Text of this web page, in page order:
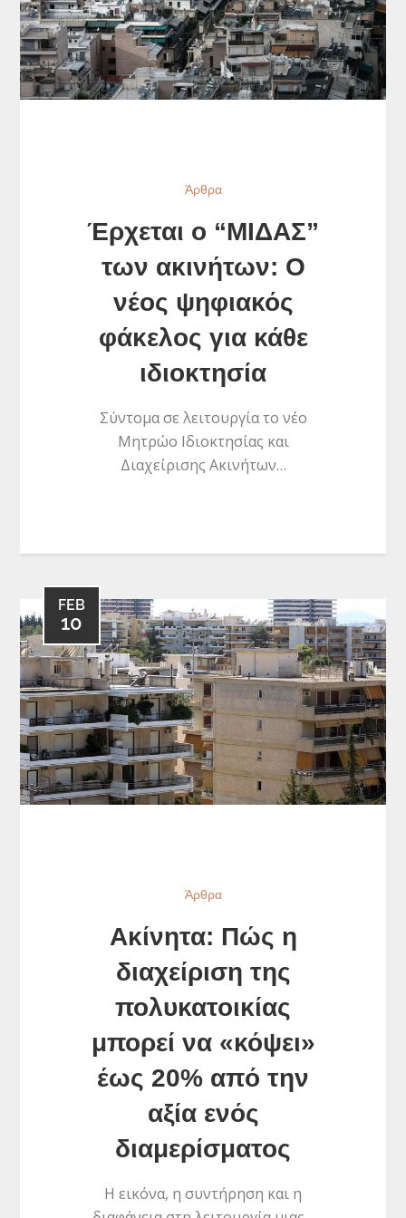
Άρθρα
Έρχεται ο “ΜΙΔΑΣ”
των ακινήτων: Ο
νέος ψηφιακός
φάκελος για κάθε
ιδιοκτησία
Σύντομα σε λειτουργία το νέο
Μητρώο Ιδιοκτησίας και
Διαχείρισης Ακινήτων…
FEB
10
Άρθρα
Ακίνητα: Πώς η
διαχείριση της
πολυκατοικίας
μπορεί να «κόψει»
έως 20% από την
αξία ενός
διαμερίσματος
Η εικόνα, η συντήρηση και η